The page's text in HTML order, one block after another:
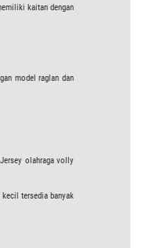
kaitan dengan
model raglan dan
olahraga volly
kecil tersedia banyak